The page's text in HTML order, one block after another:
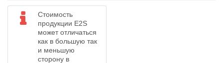
Стоимость
продукции E2S
может отличаться
как в большую так
и меньшую
сторону в